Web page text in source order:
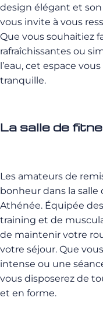
design élégant et
vous invite à vous
Que vous souhaitiez
rafraîchissantes ou
l’eau, cet espace
tranquille.
La salle de
Les amateurs de
bonheur dans la salle
Athénée. Équipée
training et de
de maintenir votre
votre séjour. Que
intense ou une
vous disposerez de
et en forme.